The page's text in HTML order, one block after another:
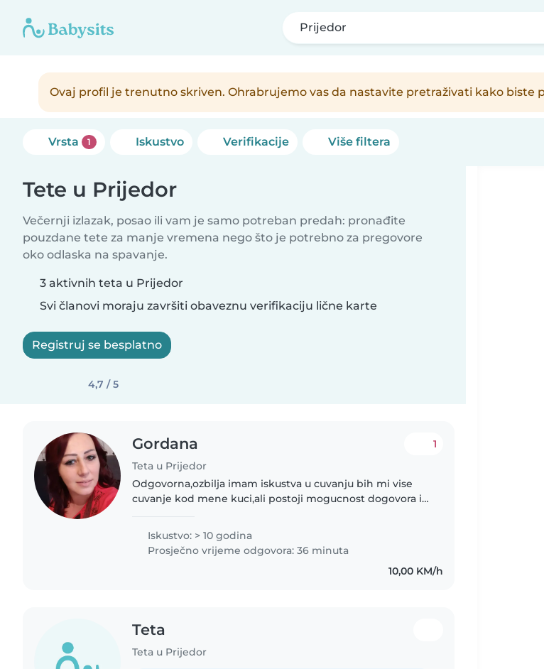
Prijedor
Ovaj profil je trenutno skriven. Ohrabrujemo vas da nastavite pretraživati kako biste
Vrsta 1 Iskustvo Verifikacije Više filtera
Tete u Prijedor
Večernji izlazak, posao ili vam je samo potreban predah: pronađite
pouzdane tete za manje vremena nego što je potrebno za pregovore
oko odlaska na spavanje.
3 aktivnih teta u Prijedor
Svi članovi moraju završiti obaveznu verifikaciju lične karte
Registruj se besplatno
4,7 / 5
Gordana
Teta u Prijedor
1
Odgovorna,ozbilja imam iskustva u cuvanju bih mi vise
cuvanje kod mene kuci,ali postoji mogucnost dogovora i
Iskustvo: > 10 godina
Prosječno vrijeme odgovora: 36 minuta
10,00 KM/h
Teta
Teta u Prijedor